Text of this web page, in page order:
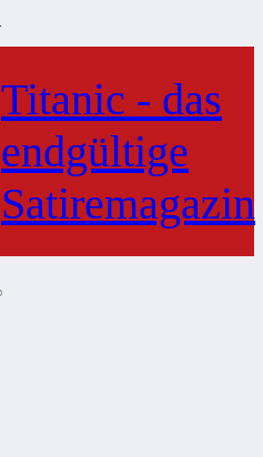
Titanic - das
endgültige
Satiremagazin